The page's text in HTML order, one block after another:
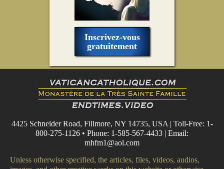
Inscrivez-vous
gratuitement
4425 Schneider Road, Fillmore, NY 14735, USA | Toll-Free: 1-
800-275-1126 • Phone: 1-585-567-4433 | Email:
mhfm1@aol.com
Unless otherwise specified, the articles, files, videos, audios,